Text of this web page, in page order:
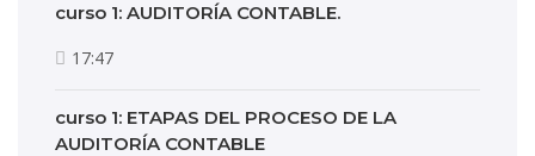
curso 1: AUDITORÍA CONTABLE.
17:47
curso 1: ETAPAS DEL PROCESO DE LA
AUDITORÍA CONTABLE